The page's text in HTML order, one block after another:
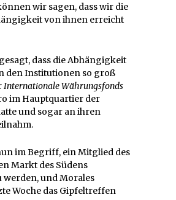
wir sagen, dass wir die
von ihnen erreicht
dass die Abhängigkeit
den Institutionen so groß
Internationale Währungsfonds
im Hauptquartier der
und sogar an ihren
im Begriff, ein Mitglied des
Markt des Südens
werden, und Morales
Woche das Gipfeltreffen